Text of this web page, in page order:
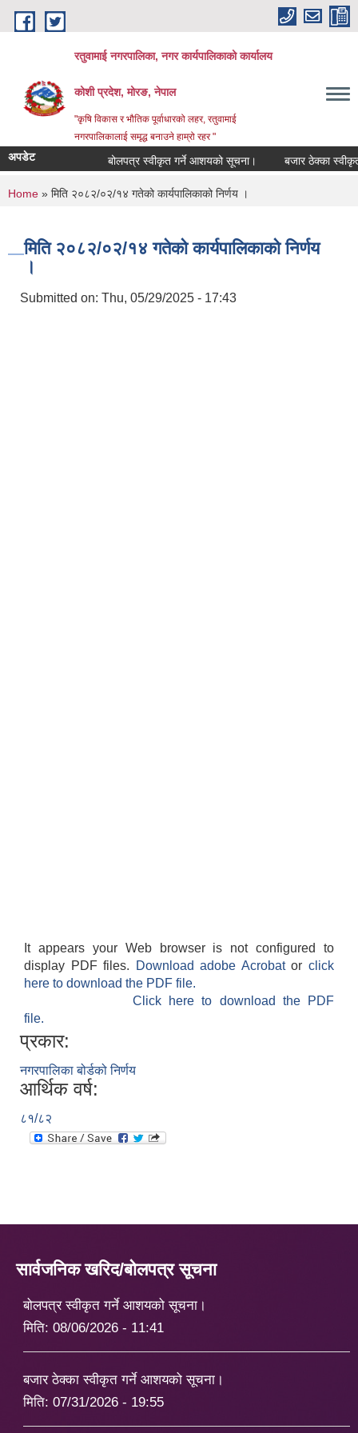
Skip to main content
रतुवामाई नगरपालिका, नगर कार्यपालिकाको कार्यालय
कोशी प्रदेश, मोरङ, नेपाल
"कृषि विकास र भौतिक पूर्वाधारको लहर, रतुवामाई
नगरपालिकालाई समृद्ध बनाउने हाम्रो रहर "
अपडेट बोलपत्र स्वीकृत गर्ने आशयको सूचना। बजार ठेक्का स्वीकृत
You are here
Home » मिति २०८२/०२/१४ गतेको कार्यपालिकाको निर्णय ।
मिति २०८२/०२/१४ गतेको कार्यपालिकाको निर्णय
।
Submitted on: Thu, 05/29/2025 - 17:43
It appears your Web browser is not configured to
display PDF files.
Download adobe Acrobatorclick
here to download the PDF file.
Click here to download the PDF
file.
प्रकार:
नगरपालिका बोर्डको निर्णय
आर्थिक वर्ष:
८१/८२
सार्वजनिक खरिद/बोलपत्र सूचना
बोलपत्र स्वीकृत गर्ने आशयको सूचना।
मिति: 08/06/2026 - 11:41
बजार ठेक्का स्वीकृत गर्ने आशयको सूचना।
मिति: 07/31/2026 - 19:55